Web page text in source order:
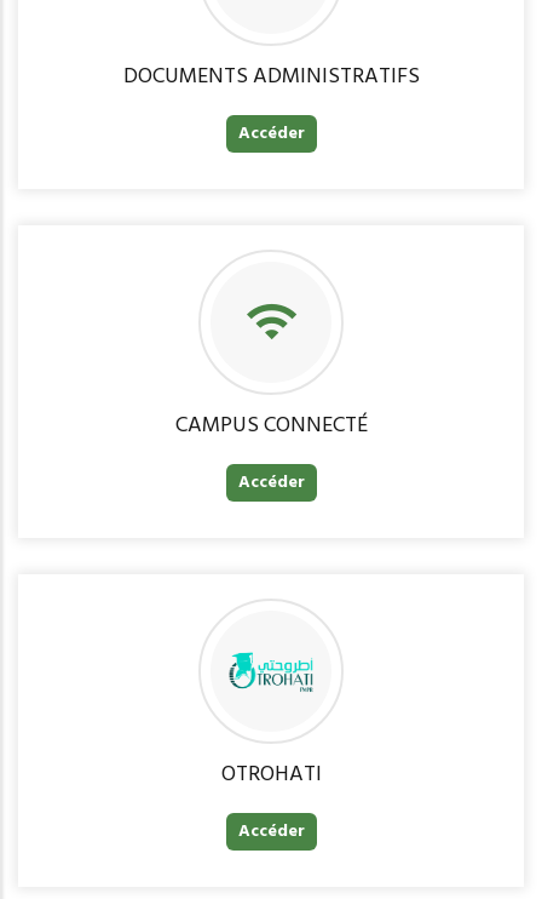
DOCUMENTS ADMINISTRATIFS
Accéder
CAMPUS CONNECTÉ
Accéder
OTROHATI
Accéder